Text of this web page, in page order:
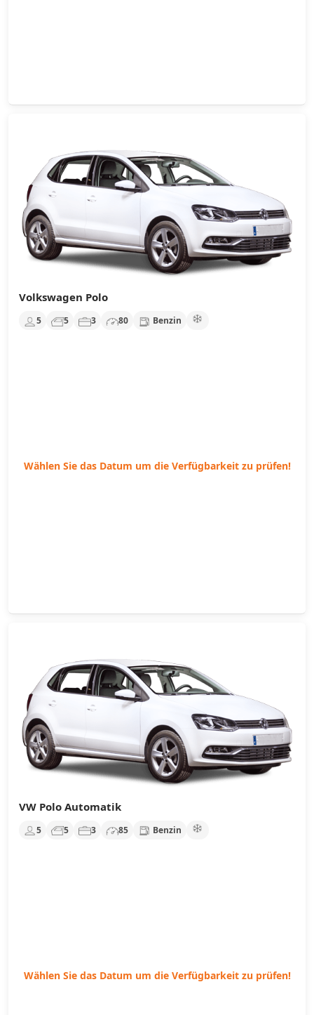
Volkswagen Polo
5 5 3 80 Benzin
Wählen Sie das Datum um die Verfügbarkeit zu prüfen!
VW Polo Automatik
5 5 3 85 Benzin
Wählen Sie das Datum um die Verfügbarkeit zu prüfen!